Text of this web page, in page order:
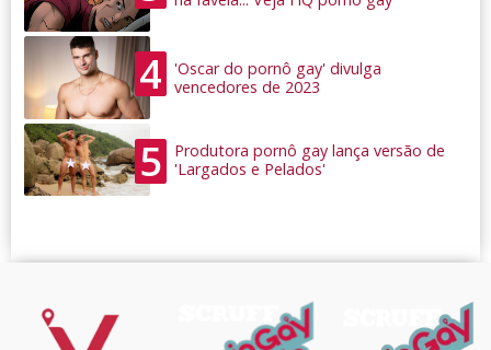
4
'Oscar do pornô gay' divulga
vencedores de 2023
5
Produtora pornô gay lança versão de
'Largados e Pelados'